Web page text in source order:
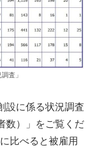
査」
設に係る状況調査
数）」をご覧くだ
比べると被雇用